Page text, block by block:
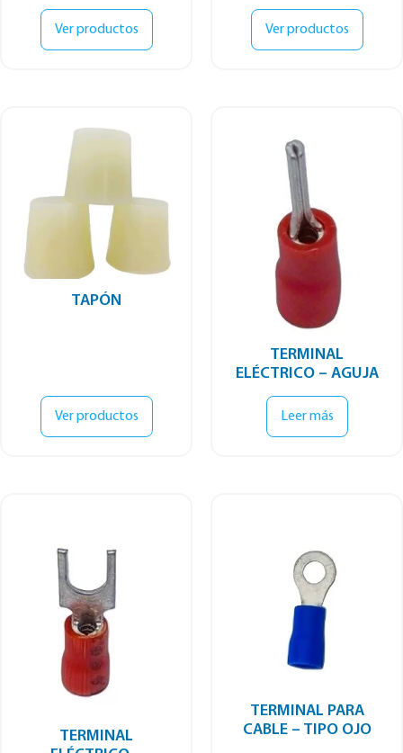
Ver productos Ver productos
TAPÓN
Ver productos
TERMINAL
ELÉCTRICO – AGUJA
Leer más
TERMINAL
TERMINAL PARA
CABLE – TIPO OJO